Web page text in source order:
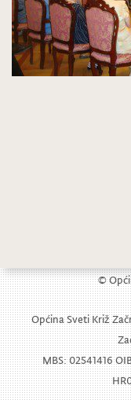
©
Općina Sveti Križ
MBS: 02541416